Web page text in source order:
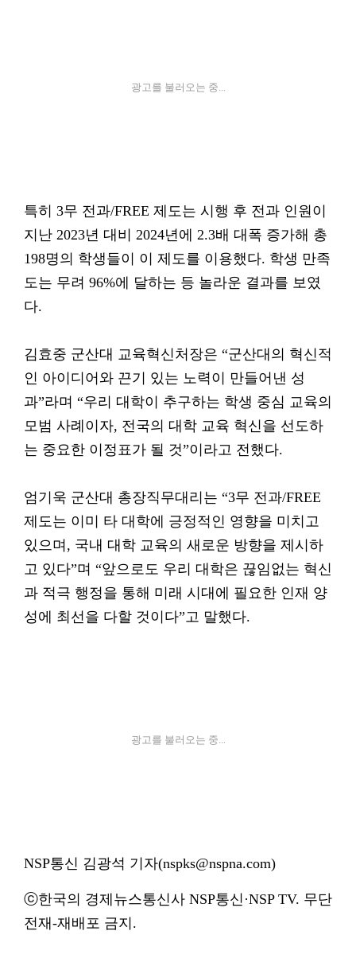
광고를 불러오는 중...
특히 3무 전과/FREE 제도는 시행 후 전과 인원이
지난 2023년 대비 2024년에 2.3배 대폭 증가해 총
198명의 학생들이 이 제도를 이용했다. 학생 만족
도는 무려 96%에 달하는 등 놀라운 결과를 보였
다.
김효중 군산대 교육혁신처장은 “군산대의 혁신적
인 아이디어와 끈기 있는 노력이 만들어낸 성
과”라며 “우리 대학이 추구하는 학생 중심 교육의
모범 사례이자, 전국의 대학 교육 혁신을 선도하
는 중요한 이정표가 될 것”이라고 전했다.
엄기욱 군산대 총장직무대리는 “3무 전과/FREE
제도는 이미 타 대학에 긍정적인 영향을 미치고
있으며, 국내 대학 교육의 새로운 방향을 제시하
고 있다”며 “앞으로도 우리 대학은 끊임없는 혁신
과 적극 행정을 통해 미래 시대에 필요한 인재 양
성에 최선을 다할 것이다”고 말했다.
광고를 불러오는 중...
NSP통신 김광석 기자(nspks@nspna.com)
ⓒ한국의 경제뉴스통신사 NSP통신·NSP TV. 무단
전재-재배포 금지.